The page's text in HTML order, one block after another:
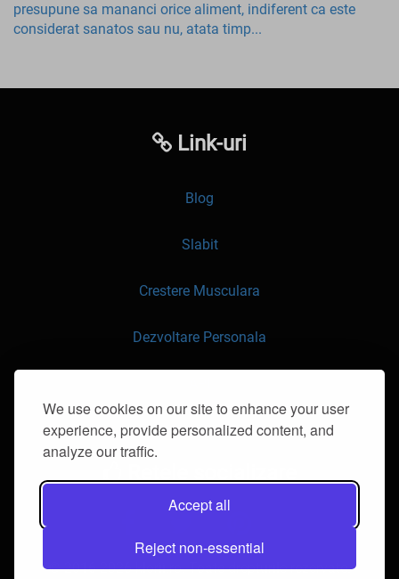
We use cookies on our site to enhance your user
experience, provide personalized content, and
analyze our traffic.
Accept all
Reject non-essential
presupune sa mananci orice aliment, indiferent ca este
considerat sanatos sau nu, atata timp...
Link-uri
Blog
Slabit
Crestere Musculara
Dezvoltare Personala
Contacteaza-ne
© 2016-2026 klorii.ro. Toate drepturile rezervate.